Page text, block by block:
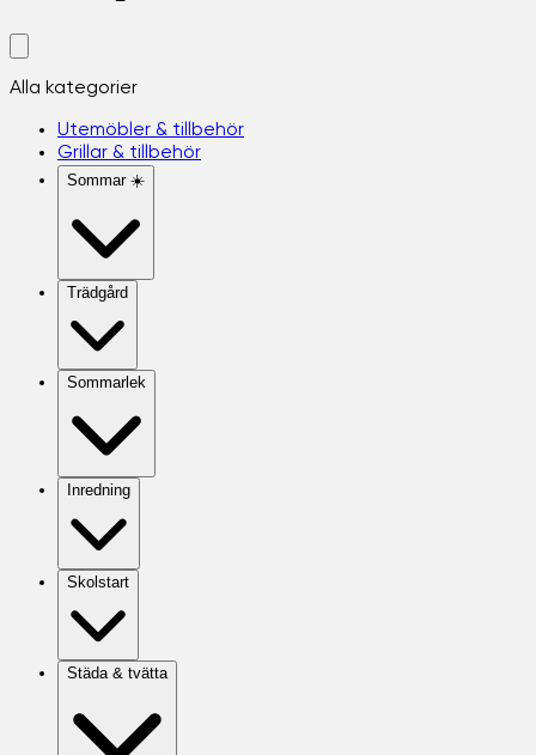
Alla kategorier
Utemöbler & tillbehör
Grillar & tillbehör
Sommar ☀️
Trädgård
Sommarlek
Inredning
Skolstart
Städa & tvätta